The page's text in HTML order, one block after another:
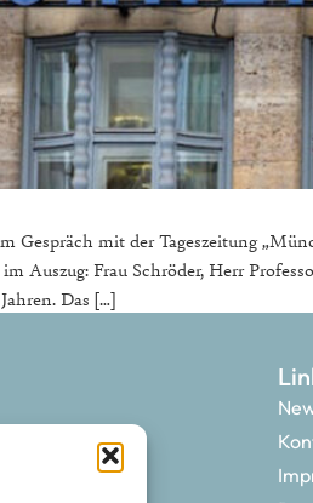
Gespräch mit der Tageszeitung
Auszug: Frau Schröder, Herr
Das […]